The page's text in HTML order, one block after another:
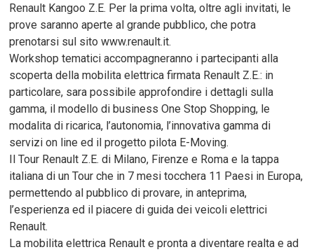
Renault Kangoo Z.E. Per la prima volta, oltre agli invitati, le
prove saranno aperte al grande pubblico, che potra
prenotarsi sul sito www.renault.it.
Workshop tematici accompagneranno i partecipanti alla
scoperta della mobilita elettrica firmata Renault Z.E.: in
particolare, sara possibile approfondire i dettagli sulla
gamma, il modello di business One Stop Shopping, le
modalita di ricarica, l’autonomia, l’innovativa gamma di
servizi on line ed il progetto pilota E-Moving.
Il Tour Renault Z.E. di Milano, Firenze e Roma e la tappa
italiana di un Tour che in 7 mesi tocchera 11 Paesi in Europa,
permettendo al pubblico di provare, in anteprima,
l’esperienza ed il piacere di guida dei veicoli elettrici
Renault.
La mobilita elettrica Renault e pronta a diventare realta e ad